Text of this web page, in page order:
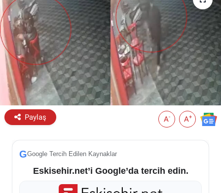
Paylaş A- A+
GGoogle Tercih Edilen Kaynaklar
Eskisehir.net’i Google’da tercih edin.
ESKİŞEHİR NÖBETÇİ ECZANELER
Eskişehir Haber İçerikleri
Eskişehir Hava Durumu
Eskişehir Tramvay Saatleri
Eskişehir Otobüs Saatleri